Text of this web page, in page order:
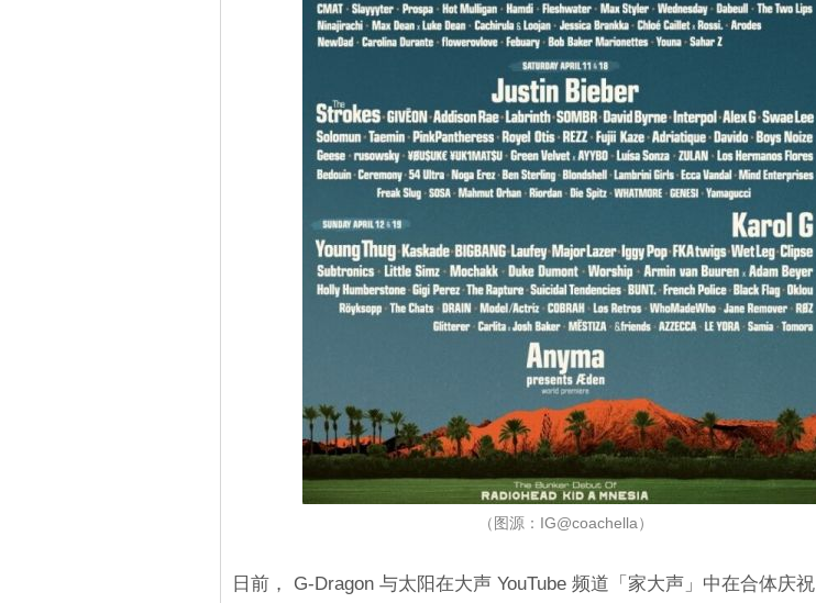
（图源：IG@coachella）
日前， G-Dragon 与太阳在大声 YouTube 频道「家大声」中在合体庆祝